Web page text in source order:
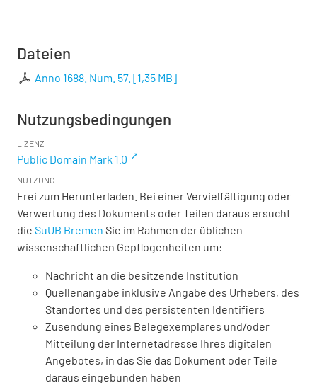
Dateien
Anno 1688. Num. 57. [1,35 MB]
Nutzungsbedingungen
LIZENZ
Public Domain Mark 1.0
NUTZUNG
Frei zum Herunterladen. Bei einer Vervielfältigung oder
Verwertung des Dokuments oder Teilen daraus ersucht
die SuUB Bremen Sie im Rahmen der üblichen
wissenschaftlichen Gepflogenheiten um:
Nachricht an die besitzende Institution
Quellenangabe inklusive Angabe des Urhebers, des
Standortes und des persistenten Identifiers
Zusendung eines Belegexemplares und/oder
Mitteilung der Internetadresse Ihres digitalen
Angebotes, in das Sie das Dokument oder Teile
daraus eingebunden haben